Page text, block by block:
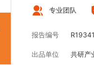
专业团队
报告编号
出品单位 共研产